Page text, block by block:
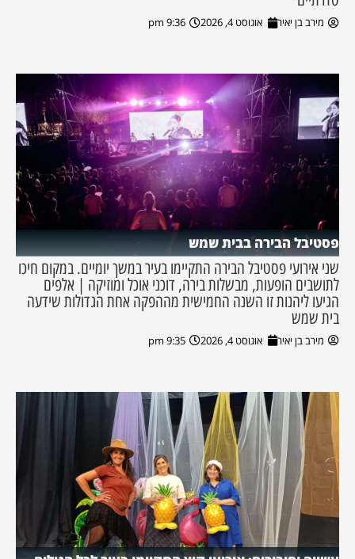
מירב בן יאיר אוגוסט 4, 2026 9:36 pm
פסטיבל הבירה בבית שמש
שני אירועי פסטיבל הבירה התקיימו בעיר במשך יומיים. במקום חיכו
לתושבים הופעות, מבשלות בירה, דוכני אוכל ומוזיקה | אלפים
הגיעו ליהנות זו השנה החמישית מההפקה אחת הגדולות שידעה
בית שמש
מירב בן יאיר אוגוסט 4, 2026 9:35 pm